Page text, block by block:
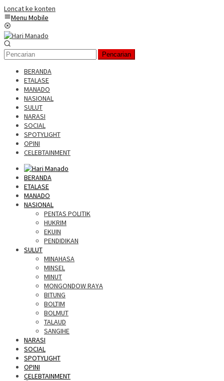
Loncat ke konten
Menu Mobile
Pencarian
BERANDA
ETALASE
MANADO
NASIONAL
SULUT
NARASI
SOCIAL
SPOTYLIGHT
OPINI
CELEBTAINMENT
BERANDA
ETALASE
MANADO
NASIONAL
PENTAS POLITIK
HUKRIM
EKUIN
PENDIDIKAN
SULUT
MINAHASA
MINSEL
MINUT
MONGONDOW RAYA
BITUNG
BOLTIM
BOLMUT
TALAUD
SANGIHE
NARASI
SOCIAL
SPOTYLIGHT
OPINI
CELEBTAINMENT